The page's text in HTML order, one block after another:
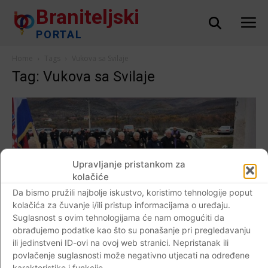
Upravljanje pristankom za
kolačiće
Da bismo pružili najbolje iskustvo, koristimo tehnologije poput
kolačića za čuvanje i/ili pristup informacijama o uređaju.
Suglasnost s ovim tehnologijama će nam omogućiti da
obrađujemo podatke kao što su ponašanje pri pregledavanju
ili jedinstveni ID-ovi na ovoj web stranici. Nepristanak ili
povlačenje suglasnosti može negativno utjecati na određene
Braniteljski
PORTAL
Tag: Vukova sa Svilaje
AKTUALNO
VUKOVI SA SVILAJE / Obilježena 30.
obljetnica “Vukova sa Svilaje”, junaka